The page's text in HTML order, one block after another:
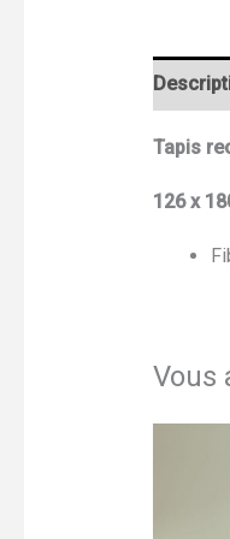
Tapis
126 x
Vous